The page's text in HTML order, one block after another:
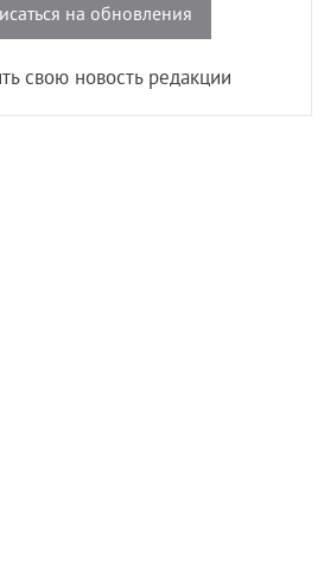
на обновления
свою новость редакции